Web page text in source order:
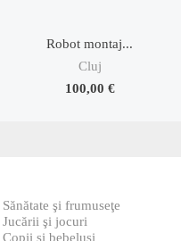
Robot montaj...
Cluj
100,00 €
Sănătate şi frumuseţe
Jucării şi jocuri
Copii şi bebeluşi